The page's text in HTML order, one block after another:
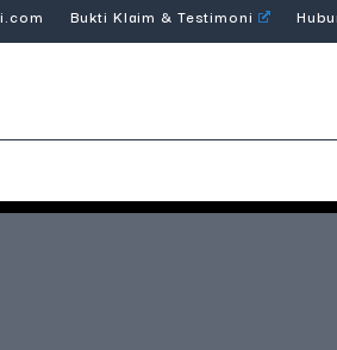
Bukti Klaim & Testimoni